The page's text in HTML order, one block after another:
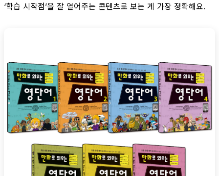
‘학습 시작점’을 잘 열어주는 콘텐츠로 보는 게 가장 정확해요.